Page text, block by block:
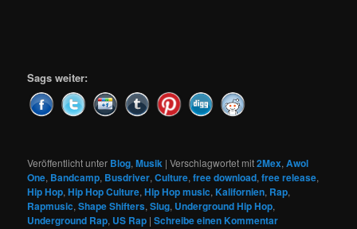
Sags weiter:
Veröffentlicht unter Blog,Musik |Verschlagwortet mit2Mex,Awol
One, Bandcamp, Busdriver,Culture,free download,free release,
Hip Hop,Hip Hop Culture,Hip Hop music,Kalifornien, Rap,
Rapmusic,Shape Shifters,Slug, Underground Hip Hop,
Underground Rap, US Rap |Schreibe einen Kommentar